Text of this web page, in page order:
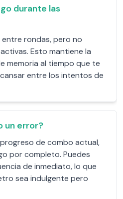
durante las
rondas, pero no
Esto mantiene la
memoria al tiempo que te
entre los intentos de
un error?
de combo actual,
por completo. Puedes
de inmediato, lo que
sea indulgente pero